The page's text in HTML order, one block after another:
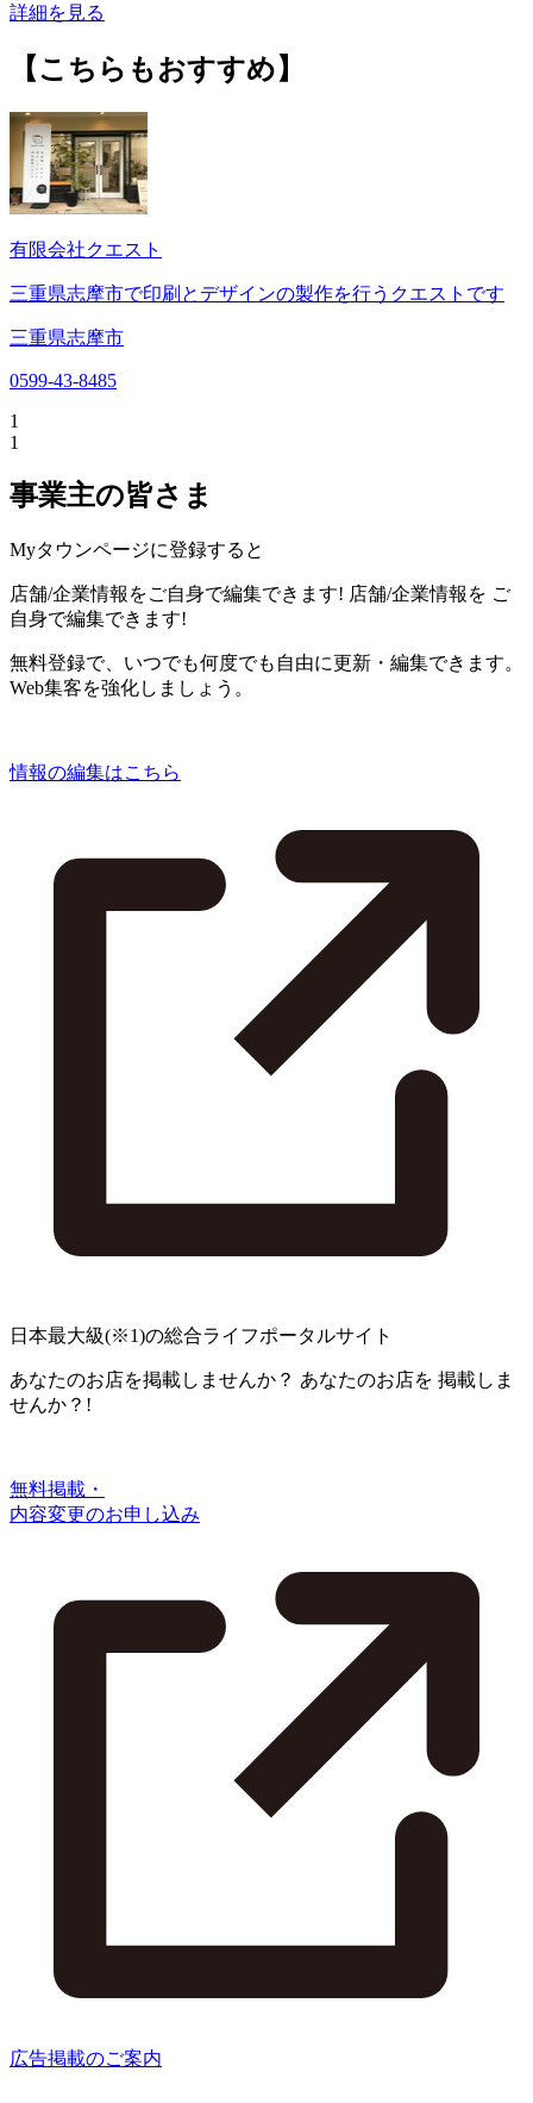
詳細を見る
【こちらもおすすめ】
有限会社クエスト
三重県志摩市で印刷とデザインの製作を行うクエストです
三重県志摩市
0599-43-8485
1
1
事業主の皆さま
Myタウンページに登録すると
店舗/企業情報をご自身で編集できます! 店舗/企業情報を ご
自身で編集できます!
無料登録で、いつでも何度でも自由に更新・編集できます。
Web集客を強化しましょう。
情報の編集はこちら
日本最大級(※1)の総合ライフポータルサイト
あなたのお店を掲載しませんか？ あなたのお店を 掲載しま
せんか？!
無料掲載・
内容変更のお申し込み
広告掲載のご案内